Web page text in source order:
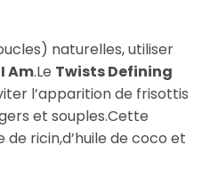
de
:
€
€
naturelles, utiliser
Am.Le Twists Defining
l’apparition de frisottis
et souples.Cette
ricin,d’huile de coco et